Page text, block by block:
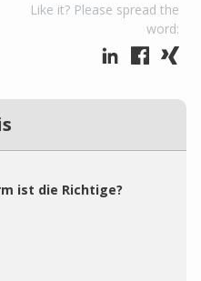
Like it? Please spread the
word:
ist die Richtige?